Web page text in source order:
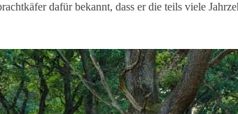
dafür bekannt, dass er die teils viele